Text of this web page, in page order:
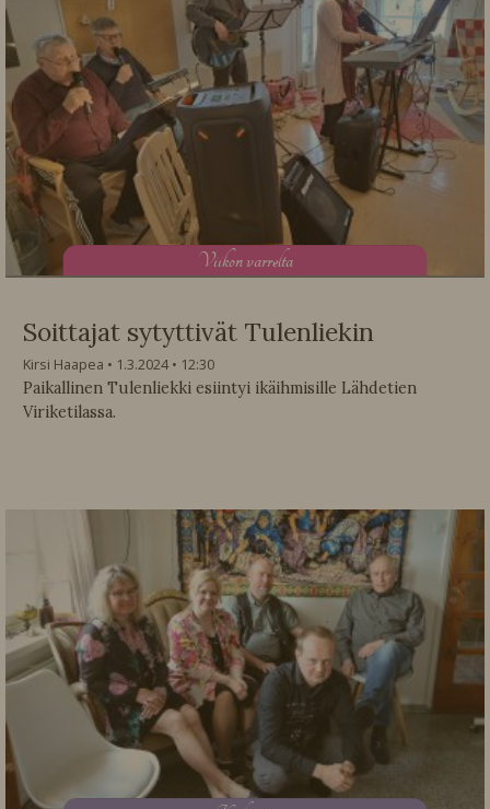
Viikon varrelta
Soittajat sytyttivät Tulenliekin
Kirsi Haapea 1.3.2024
12:30
Paikallinen Tulenliekki esiintyi ikäihmisille Lähdetien
Viriketilassa.